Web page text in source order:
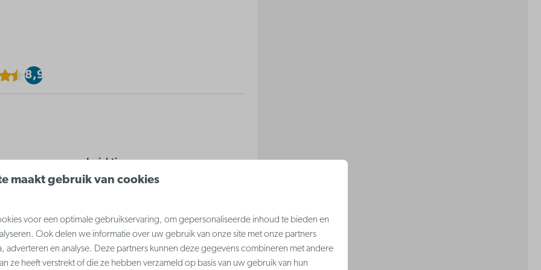
8,9
Inrichting
Slaapkamer met dubbel bed
Zetelbed in woonkamer
maakt gebruik van cookies
voor een optimale gebruikservaring, om gepersonaliseerde inhoud te bieden en
Ook delen we informatie over uw gebruik van onze site met onze partners
adverteren en analyse. Deze partners kunnen deze gegevens combineren met andere
ze heeft verstrekt of die ze hebben verzameld op basis van uw gebruik van hun